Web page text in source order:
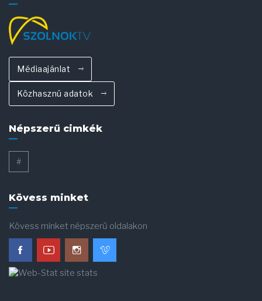
Médiaajánlat
Közhasznú adatok
Népszerű cimkék
#
Kövess minket
Kövess minket népszerű oldalakon